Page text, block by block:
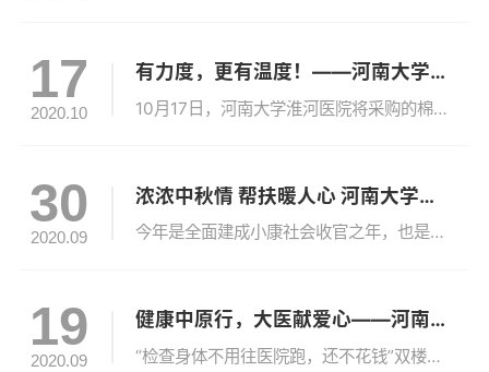
17
2020.10
有力度，更有温度！——河南大学淮河医院开展国家扶贫日帮扶活动
10月17日，河南大学淮河医院将采购的棉被运到祥符区曲兴镇大蔡村，开展国家扶贫日帮扶活动，由驻村工作队为困难群众送温暖。大蔡村是河南大学淮河医院结对帮扶村，在院党委的指导和帮助下，这几年给村里带来了重大变化：扶贫大棚项目解决了村集体经济的窘境，驻村工作队的日常宣传和入户关怀使困难群众了解了国家扶贫政策的导向，结对帮...
30
2020.09
浓浓中秋情 帮扶暖人心 河南大学淮河医院开展帮扶活动
今年是全面建成小康社会收官之年，也是脱贫攻坚的决胜之年，恰逢国庆中秋双节临近，为了详细了解帮扶户家庭状况，让贫困户过上一个欢乐、祥和的节日，9月30日，工会主席霍雷及帮扶负责人一行，来到祥符区曲兴镇大蔡村，开展中秋节慰问活动。在村委会，工会主席霍雷与曲兴镇正乡级干部王志刚及驻村工作队员坐在一起谈工作、说思路，共谋村...
19
2020.09
健康中原行，大医献爱心——河南大学淮河医院走进双楼村
“检查身体不用往医院跑，还不花钱”双楼村王大叔高兴的说，“国家政策真的好啊！”9月18日上午，我院医院事业发展部联合内分泌科主任庞妩燕、皮肤科副主任医师王斌、骨科住院医师张兆东、神经内科住院医师张林林、老年医学病区护师谭书静带着检查设备、健康宣教资料来到了祥符区双楼村开展“健康中原行，大医献爱心”健康扶贫志愿活动。...